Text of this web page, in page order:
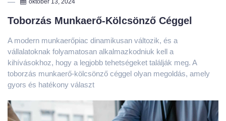
A modern munkaerőpiac dinamikusan változik, és a
vállalatoknak folyamatosan alkalmazkodniuk kell a
kihívásokhoz, hogy a legjobb tehetségeket találják meg. A
toborzás munkaerő-kölcsönző céggel olyan megoldás, amely
gyors és hatékony választ